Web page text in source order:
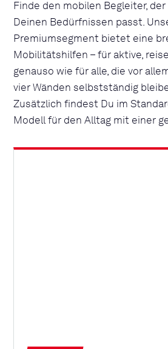
Finde den mobilen Begleiter,
Deinen Bedürfnissen passt.
Premiumsegment bietet eine
Mobilitätshilfen – für aktive,
genauso wie für alle, die vor
vier Wänden selbstständig
Zusätzlich findest Du im
Modell für den Alltag mit einer